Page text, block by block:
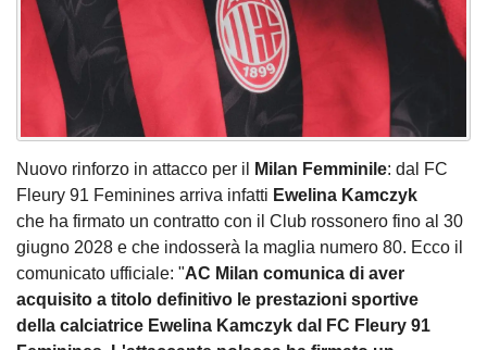
Nuovo rinforzo in attacco per il Milan Femminile: dal FC
Fleury 91 Feminines arriva infatti Ewelina Kamczyk
che ha firmato un contratto con il Club rossonero fino al 30
giugno 2028 e che indosserà la maglia numero 80. Ecco il
comunicato ufficiale: "AC Milan comunica di aver
acquisito a titolo definitivo le prestazioni sportive
della calciatrice Ewelina Kamczyk dal FC Fleury 91